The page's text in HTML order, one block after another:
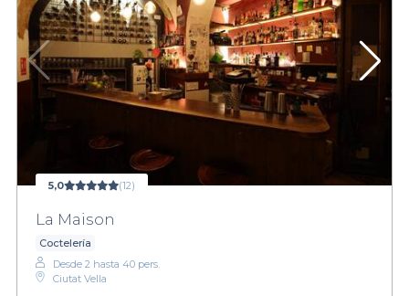
5,0 (12)
La Maison
Coctelería
Desde 2 hasta 40 pers.
Ciutat Vella